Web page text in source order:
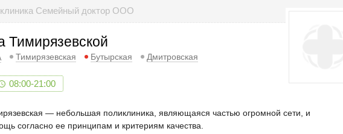
Семейный доктор ООО
Тимирязевской
Тимирязевская Бутырская Дмитровская
08:00-21:00
— небольшая поликлиника, являющаяся частью огромной сети, и
согласно ее принципам и критериям качества.